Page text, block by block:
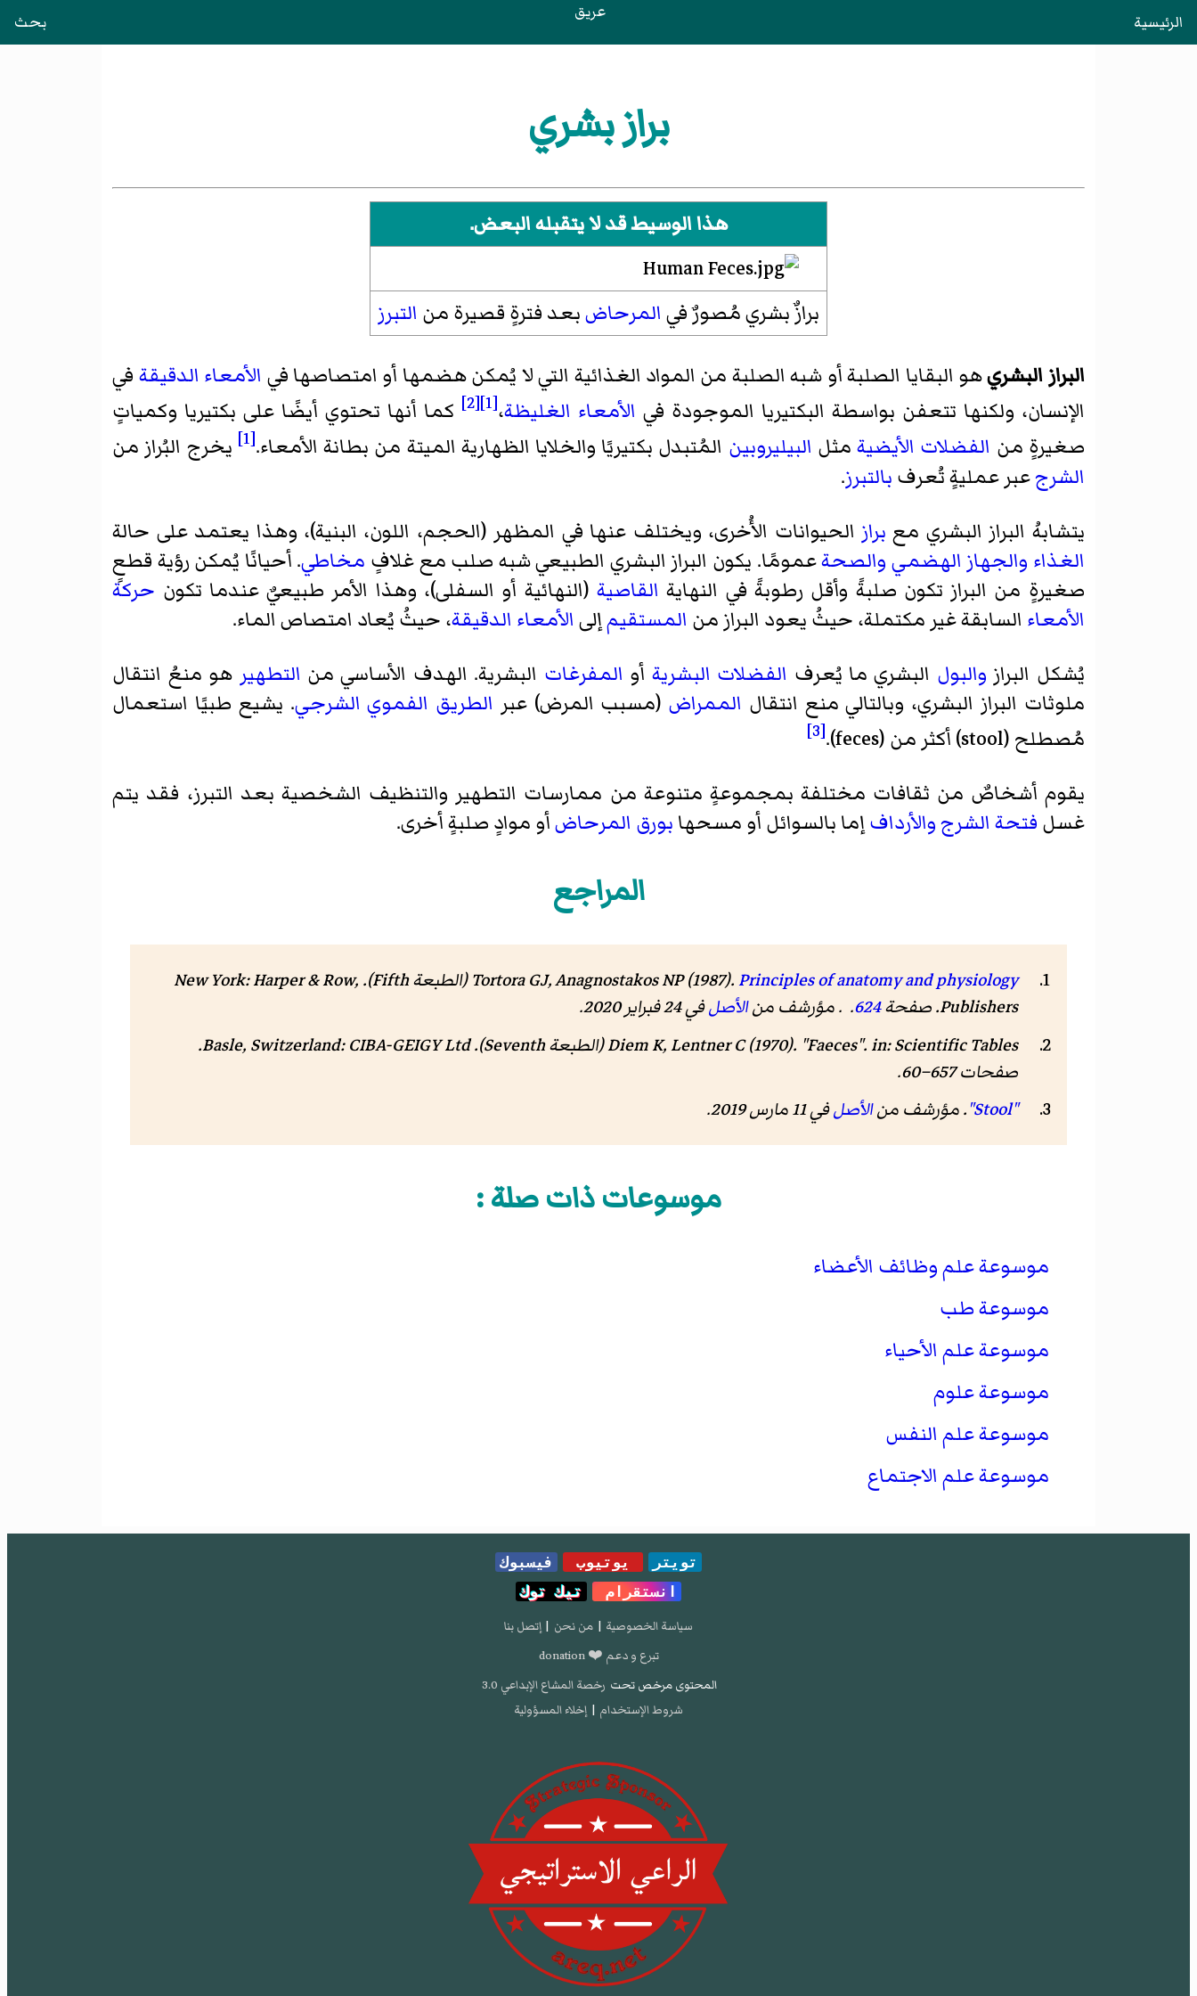
الرئيسية عريق بحث
براز بشري
هذا الوسيط قد لا يتقبله البعض.
برازٌ بشري مُصورٌ في المرحاضبعد فترةٍ قصيرة من التبرز
البراز البشريهو البقايا الصلبة أو شبه الصلبة من المواد الغذائية التي لا يُمكن هضمها أو امتصاصها في الأمعاء الدقيقة في
الإنسان، ولكنها تتعفن بواسطة البكتيريا الموجودة في الأمعاء الغليظة،[1]
[2]
كما أنها تحتوي أيضًا على بكتيريا وكمياتٍ
صغيرةٍ من الفضلات الأيضيةمثل البيليروبين المُتبدل بكتيريًا والخلايا الظهارية الميتة من بطانة الأمعاء.[1]
يخرج البُراز من
الشرجعبر عمليةٍ تُعرف بالتبرز.
يتشابهُ البراز البشري مع براز الحيوانات الأُخرى، ويختلف عنها في المظهر (الحجم، اللون، البنية)، وهذا يعتمد على حالة
الغذاء والجهاز الهضمي والصحةعمومًا. يكون البراز البشري الطبيعي شبه صلب مع غلافٍ مخاطي. أحيانًا يُمكن رؤية قطعٍ
صغيرةٍ من البراز تكون صلبةً وأقل رطوبةً في النهاية القاصية (النهائية أو السفلى)، وهذا الأمر طبيعيٌ عندما تكون حركة
الأمعاء السابقة غير مكتملة، حيثُ يعود البراز من المستقيمإلى الأمعاء الدقيقة، حيثُ يُعاد امتصاص الماء.
يُشكل البراز والبول البشري ما يُعرف الفضلات البشرية أو المفرغات البشرية. الهدف الأساسي من التطهير هو منعُ انتقال
ملوثات البراز البشري، وبالتالي منع انتقال الممراض(مسبب المرض) عبر الطريق الفموي الشرجي. يشيع طبيًا استعمال
مُصطلح (stool) أكثر من (feces).
[3]
يقوم أشخاصٌ من ثقافات مختلفة بمجموعةٍ متنوعة من ممارسات التطهير والتنظيف الشخصية بعد التبرز، فقد يتم
غسل فتحة الشرجوالأردافإما بالسوائل أو مسحها بورق المرحاضأو موادٍ صلبةٍ أخرى.
المراجع
Tortora GJ, Anagnostakos NP (1987).Principles of anatomy and physiology
(الطبعة Fifth). New York: Harper & Row,
Publishers. صفحة
624. . مؤرشف منالأصلفي 24 فبراير 2020.
Diem K, Lentner C (1970). "Faeces".in: Scientific Tables
(الطبعة Seventh). Basle, Switzerland: CIBA-GEIGY Ltd.
صفحات 657–60.
"Stool"
. مؤرشف منالأصلفي 11 مارس 2019.
موسوعات ذات صلة :
موسوعة علم وظائف الأعضاء
موسوعة طب
موسوعة علم الأحياء
موسوعة علوم
موسوعة علم النفس
موسوعة علم الاجتماع
تويتر يوتيوب
فيسبوك
انستقرام
تيك توك
سياسة الخصوصية | من نحن | إتصل بنا
تبرع و دعم ❤️ donation
المحتوى مرخص تحت رخصة المشاع الإبداعي 3.0
شروط الإستخدام | إخلاء المسؤولية